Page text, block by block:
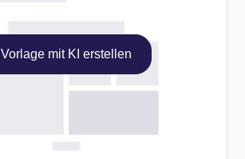
Vorlage mit KI erstellen